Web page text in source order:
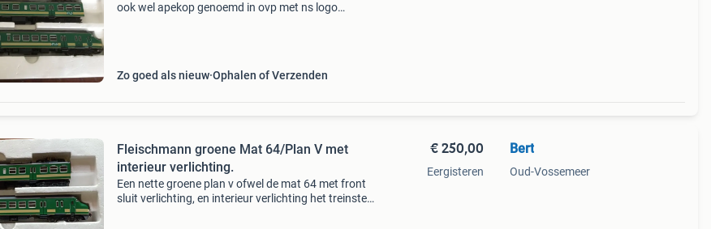
ook wel apekop genoemd in ovp met ns logo
Zo goed als nieuw Ophalen of Verzenden
Fleischmann groene Mat 64/Plan V met
interieur verlichting.
Een nette groene plan v ofwel de mat 64 met front
sluit verlichting, en interieur verlichting het treinstel
€ 250,00
Eergisteren
Bert
Oud-Vossemeer